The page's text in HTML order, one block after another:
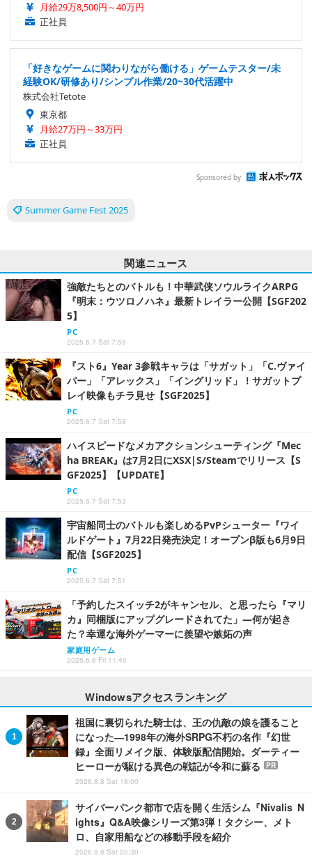
月給29万8,500円～40万円
正社員
「好きなゲームに関わりながら働ける」ゲームテスター/未
経験OK/研修あり/シンプル作業/20~30代活躍中
株式会社Tetote
東京都
月給27万円～33万円
正社員
Sponsored by
Summer Game Fest 2025
関連ニュース
強敵たちとのバトルも！中華武侠ソウルライクARPG
『明末：ウツロノハネ』最新トレイラー公開【SGF202
5】
PC
2025.6.7 Sat 7:59
『スト6』Year 3参戦キャラは「サガット」「C.ヴァイ
パー」「アレックス」「イングリッド」！サガットプ
レイ映像もチラ見せ【SGF2025】
PC
2025.6.7 Sat 7:58
ハイスピードなメカアクションシューティング『Mec
ha BREAK』は7月2日にXSX|S/Steamでリリース【S
GF2025】【UPDATE】
PC
2025.6.7 Sat 7:53
宇宙船同士のバトルも楽しめるPvPシューター『ワイ
ルドゲート』7月22日発売決定！オープンβ版も6月9日
配信【SGF2025】
PC
2025.6.7 Sat 7:51
「予約したスイッチ2がキャンセル、と思ったら『マリ
カ』同梱版にアップグレードされてた」―何が起き
た？幸運な海外ゲーマーに羨望や嫉妬の声
家庭用ゲーム
2025.6.6 Fri 11:40
Windowsアクセスランキング
祖国に裏切られた騎士は、王の仇敵の娘を護ること
になった―1998年の海外SRPG不朽の名作『幻世
録』全面リメイク版、体験版配信開始。ダーティー
ヒーローが駆ける異色の戦記が令和に蘇る
PR
2026.8.8 Sat 18:00
サイバーパンク都市で店を開く生活シム『Nivalis N
ights』Q&A映像シリーズ第3弾！タクシー、メト
ロ、自家用船などの移動手段を紹介
2026.8.8 Sat 20:30